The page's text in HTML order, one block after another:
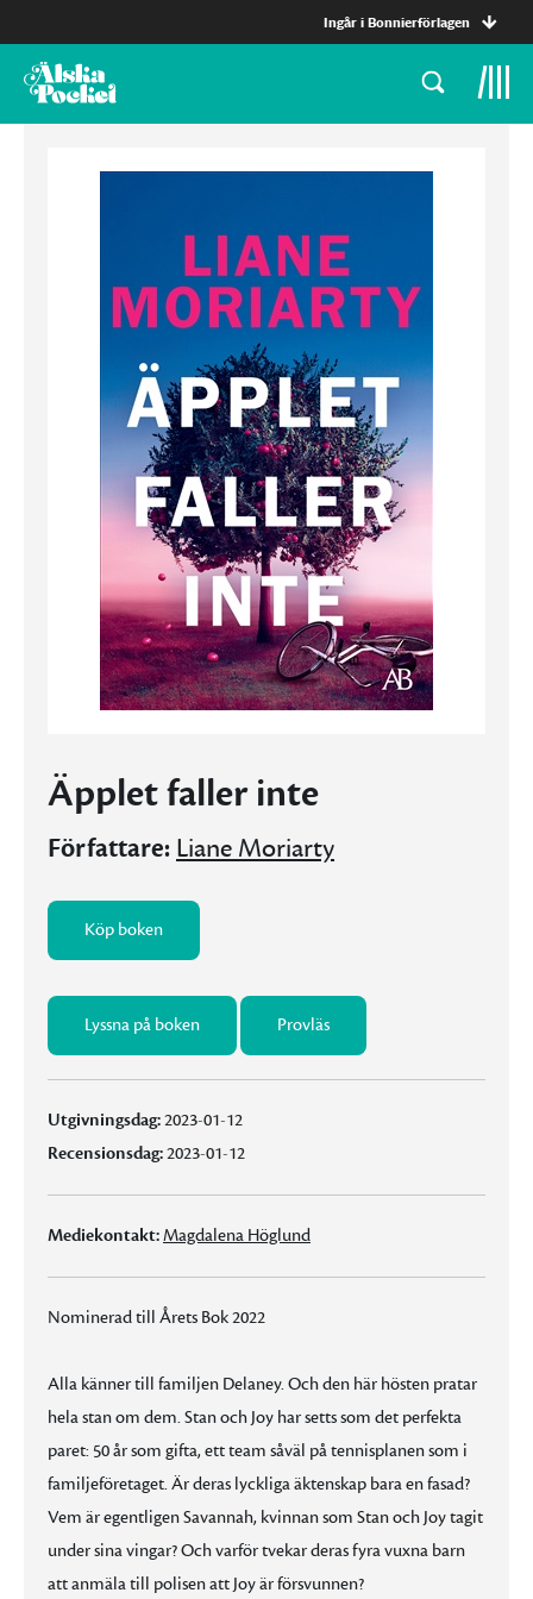
Ingår i Bonnierförlagen
Äpplet faller inte
Författare: Liane Moriarty
Köp boken
Lyssna på boken Provläs
Utgivningsdag:2023-01-12
Recensionsdag:2023-01-12
Mediekontakt:Magdalena Höglund
Nominerad till Årets Bok 2022
Alla känner till familjen Delaney. Och den här hösten pratar
hela stan om dem. Stan och Joy har setts som det perfekta
paret: 50 år som gifta, ett team såväl på tennisplanen som i
familjeföretaget. Är deras lyckliga äktenskap bara en fasad?
Vem är egentligen Savannah, kvinnan som Stan och Joy tagit
under sina vingar? Och varför tvekar deras fyra vuxna barn
att anmäla till polisen att Joy är försvunnen?